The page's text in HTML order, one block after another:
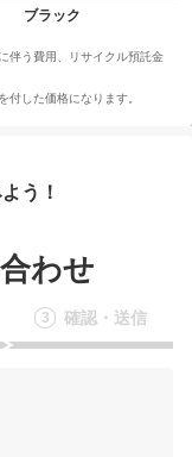
ブラック
伴う費用、リサイクル預託金
付した価格になります。
う！
わせ
3 確認・送信